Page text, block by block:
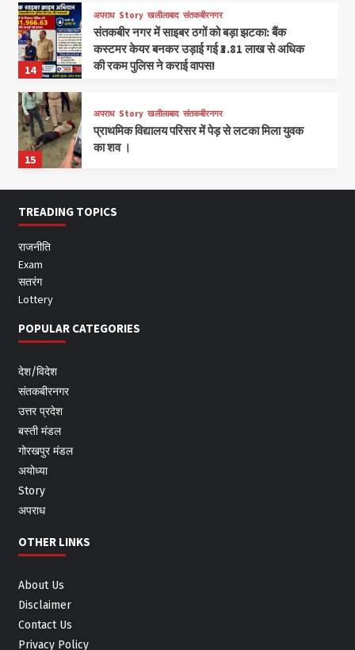
14
अपराध Story खलीलाबाद संतकबीरनगर
संतकबीर नगर में साइबर ठगों को बड़ा झटका: बैंक
कस्टमर केयर बनकर उड़ाई गई ₹3.81 लाख से अधिक
की रकम पुलिस ने कराई वापस!
15
अपराध Story खलीलाबाद संतकबीरनगर
प्राथमिक विद्यालय परिसर में पेड़ से लटका मिला युवक
का शव ।
TREADING TOPICS
राजनीति
Exam
सतरंग
Lottery
POPULAR CATEGORIES
देश/विदेश
संतकबीरनगर
उत्तर प्रदेश
बस्ती मंडल
गोरखपुर मंडल
अयोध्या
Story
अपराध
OTHER LINKS
About Us
Disclaimer
Contact Us
Privacy Policy